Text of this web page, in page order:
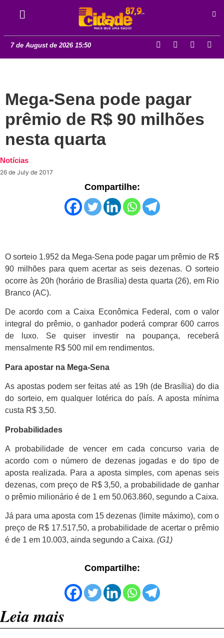
7 de August de 2026 15:50
Mega-Sena pode pagar
prêmio de R$ 90 milhões
nesta quarta
Notícias
26 de July de 2017
Compartilhe:
O sorteio 1.952 da Mega-Sena pode pagar um prêmio de R$
90 milhões para quem acertar as seis dezenas. O sorteio
ocorre às 20h (horário de Brasília) desta quarta (26), em Rio
Branco (AC).
De acordo com a Caixa Econômica Federal, com o valor
integral do prêmio, o ganhador poderá comprar 600 carros
de luxo. Se quiser investir na poupança, receberá
mensalmente R$ 500 mil em rendimentos.
Para apostar na Mega-Sena
As apostas podem ser feitas até as 19h (de Brasília) do dia
do sorteio, em qualquer lotérica do país. A aposta mínima
custa R$ 3,50.
Probabilidades
A probabilidade de vencer em cada concurso varia de
acordo com o número de dezenas jogadas e do tipo de
aposta realizada. Para a aposta simples, com apenas seis
dezenas, com preço de R$ 3,50, a probabilidade de ganhar
o prêmio milionário é de 1 em 50.063.860, segundo a Caixa.
Já para uma aposta com 15 dezenas (limite máximo), com o
preço de R$ 17.517,50, a probabilidade de acertar o prêmio
é de 1 em 10.003, ainda segundo a Caixa. (G1)
Compartilhe:
Leia mais